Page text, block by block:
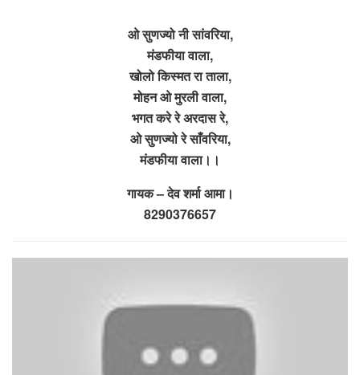
ओ सुणज्यो नी सांवरिया,
मंडफीया वाला,
खोलो किस्मत रा ताला,
मोहन ओ मुरली वाला,
भगत करे रे अरदास रे,
ओ सुणज्यो रे साँवरिया,
मंडफीया वाला।।
गायक – देव शर्मा आमा।
8290376657